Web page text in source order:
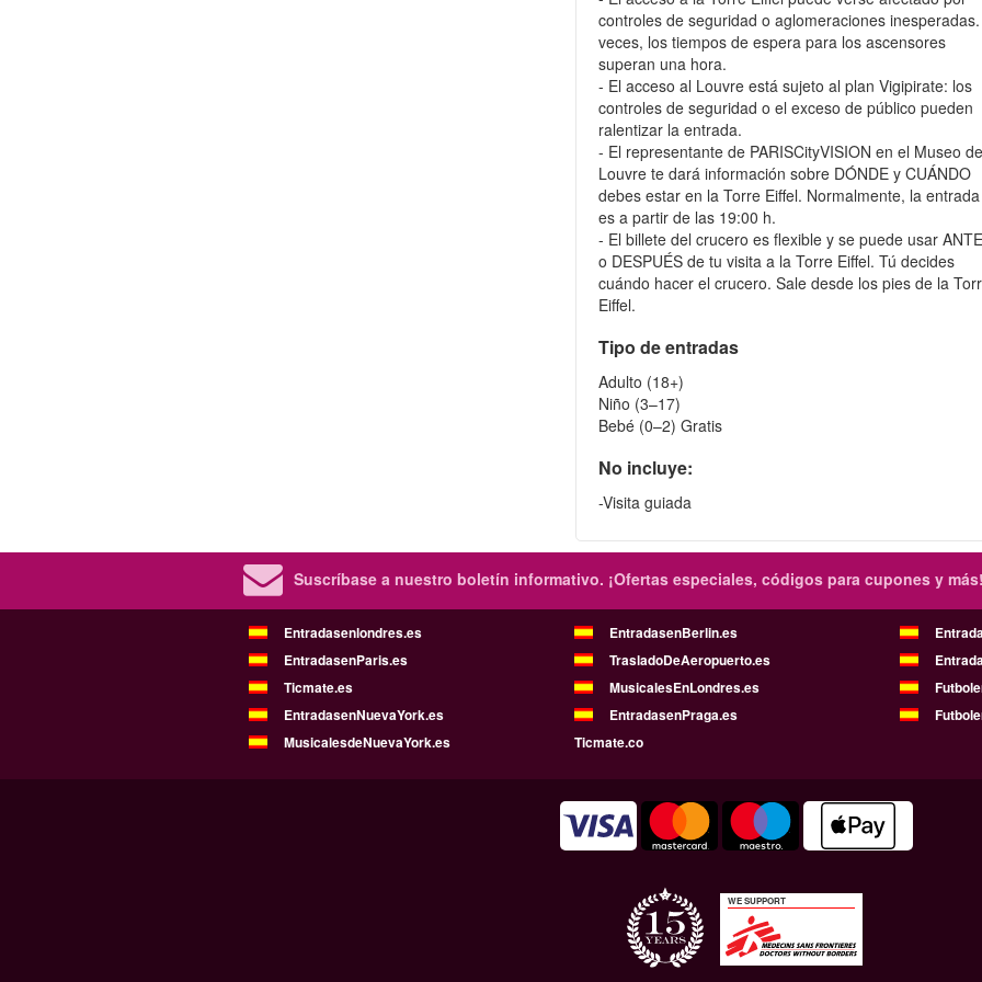
controles de seguridad o aglomeraciones
veces, los tiempos de espera para los ascensores
superan una hora.
- El acceso al Louvre está sujeto al plan Vigipirate: los
controles de seguridad o el exceso de público pueden
ralentizar la entrada.
- El representante de PARISCityVISION en el Museo
Louvre te dará información sobre DÓNDE y CUÁNDO
debes estar en la Torre Eiffel. Normalmente, la entrada
es a partir de las 19:00 h.
- El billete del crucero es flexible y se puede usar
o DESPUÉS de tu visita a la Torre Eiffel. Tú decides
cuándo hacer el crucero. Sale desde los pies de la
Eiffel.
Tipo de entradas
Adulto (18+)
Niño (3–17)
Bebé (0–2) Gratis
No incluye:
-Visita guiada
Suscríbase a nuestro boletín informativo. ¡Ofertas especiales, códigos para cupones y más!
Entradasenlondres.es EntradasenBerlin.es
EntradasenParis.es
TrasladoDeAeropuerto.es
Ticmate.es
MusicalesEnLondres.es
EntradasenNuevaYork.es
EntradasenPraga.es
MusicalesdeNuevaYork.es
Ticmate.co
WE SUPPORT